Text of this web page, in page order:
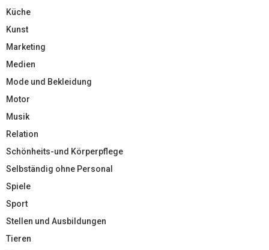
Küche
Kunst
Marketing
Medien
Mode und Bekleidung
Motor
Musik
Relation
Schönheits-und Körperpflege
Selbständig ohne Personal
Spiele
Sport
Stellen und Ausbildungen
Tieren